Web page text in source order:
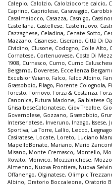
Calepio, Calolzio, Calolziocorte calcio,
Caprino, Capriolese, Caravaggio,
Casalmaiocco, Casazza, Casnigo,
Castellana, Castellese, Castelnuovo,
Cazzaghese, Celadina, Cenate Sotto,
Mazzano, Cisanese, Ciserano, Città Di
Cividino, Clusone, Codogno, Colle Alto,
Cornatese, Cortenuovese, Costa Di
1908, Curnasco, Curno, Curno
Bergamo, Doverese, Eccellenza
Excelsior Vaiano, Falco, Falco Albino,
Grassobbio, Filago, Fiorente Colognola,
Foresto, Fornovo, Forza & Costanza,
Canonica, Futura Madone, Galbiatese
GhisalbeseCalcinatese, Giov Trealbe,
Governolese, Gozzano, Grassobbio,
Interseriatese, Inveruno, Inzago, Issese,
Sportiva, La Torre, Lallio, Lecco,
Casiratese, Locate, Loreto, Luciano
MapelloBonate, Mariano, Mario
Misano, Monte Cremasco, Montello,
Rovato, Monvico, Mozzanichese, Mozzo
Almenno, Nuova Frontiera, Nuova
Offanengo, Olginatese, Olimpic
Albino, Oratorio Boccaleone, Oratorio